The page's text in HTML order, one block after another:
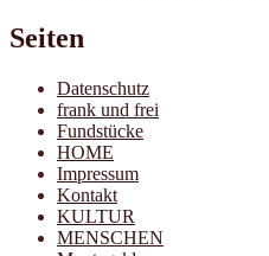
Seiten
Datenschutz
frank und frei
Fundstücke
HOME
Impressum
Kontakt
KULTUR
MENSCHEN